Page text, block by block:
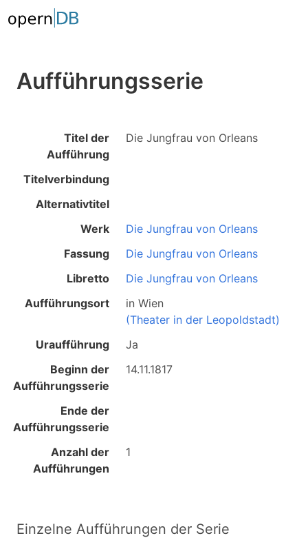
Aufführungsserie
Titel der
Aufführung
Die Jungfrau von Orleans
Titelverbindung
Alternativtitel
Werk
Die Jungfrau von Orleans
Fassung
Die Jungfrau von Orleans
Libretto
Die Jungfrau von Orleans
Aufführungsort
inWien
(Theater in der Leopoldstadt)
Uraufführung
Ja
Beginn der
Aufführungsserie
14.11.1817
Ende der
Aufführungsserie
Anzahl der
Aufführungen
1
Einzelne Aufführungen der Serie